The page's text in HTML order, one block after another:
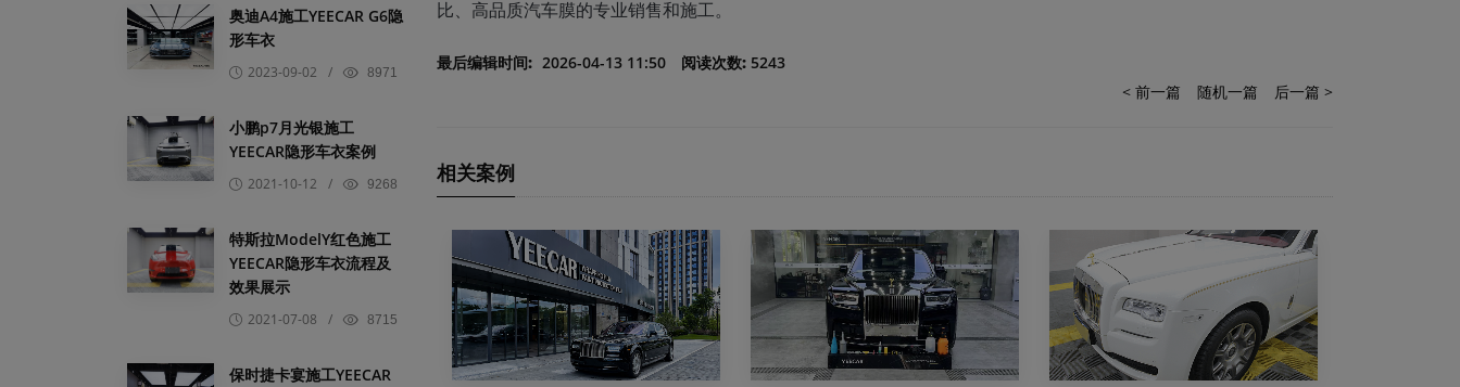
奥迪A4施工YEECAR G6隐
形车衣
2023-09-02 / 8971
小鹏p7月光银施工
YEECAR隐形车衣案例
2021-10-12 / 9268
特斯拉ModelY红色施工
YEECAR隐形车衣流程及
效果展示
2021-07-08 / 8715
保时捷卡宴施工YEECAR
比、高品质汽车膜的专业销售和施工。
最后编辑时间: 2026-04-13 11:50 阅读次数:5243
< 前一篇
随机一篇 后一篇 >
相关案例